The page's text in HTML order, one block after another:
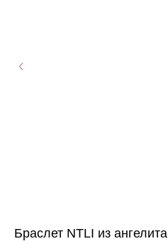
Браслет NTLI из ангелита